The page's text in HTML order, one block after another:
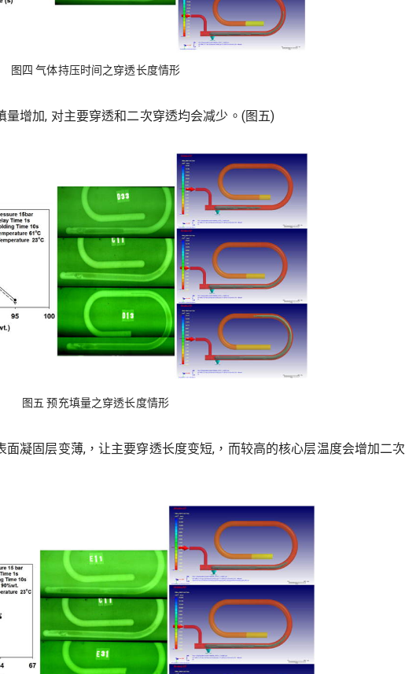
图四 气体持压时间之穿透长度情形
增加, 对主要穿透和二次穿透均会减少。(图五)
图五 预充填量之穿透长度情形
凝固层变薄,，让主要穿透长度变短,，而较高的核心层温度会增加二次